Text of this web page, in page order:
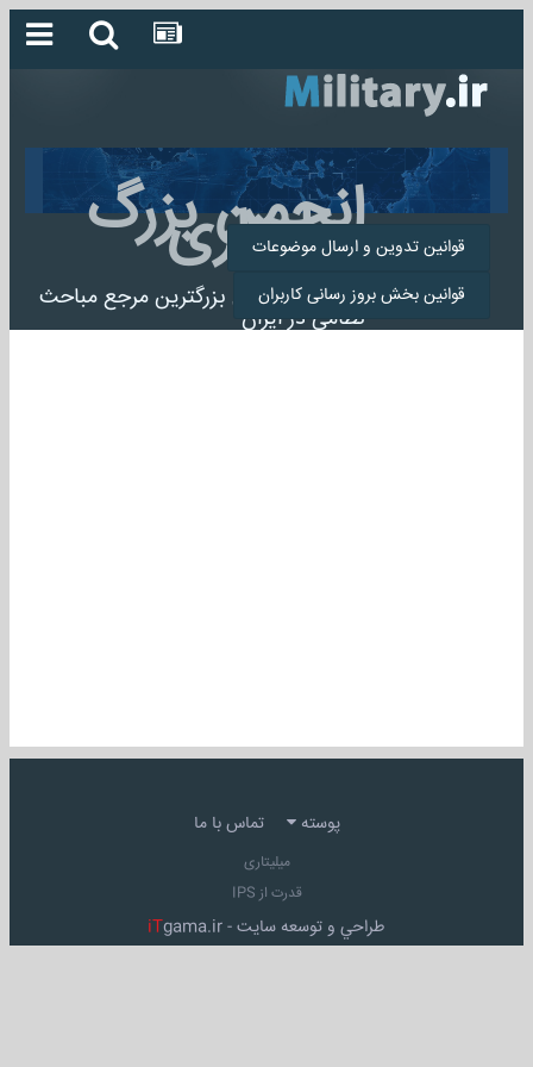
انجمن بزرگ
میلیتاری
انجمن میلیتاری بزرگترین مرجع مباحث
نظامی در ایران
قوانین تدوین و ارسال موضوعات
قوانین بخش بروز رسانی کاربران
پوسته تماس با ما
میلیتاری
قدرت از IPS
طراحي و توسعه سايت - iTgama.ir